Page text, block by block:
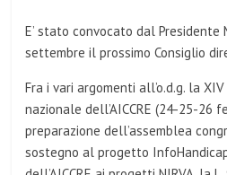
E’ stato convocato dal
settembre il prossimo Consiglio
Fra i vari argomenti all’o.d.g. la
nazionale dell’AICCRE (24-25-26
preparazione dell’assemblea
sostegno al progetto